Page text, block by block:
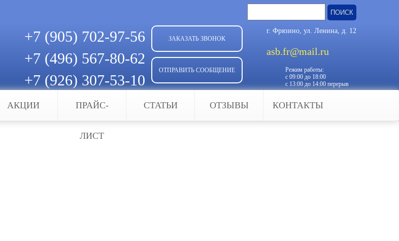
+7 (905) 702-97-56
+7 (496) 567-80-62
+7 (926) 307-53-10
Скачать квитанцию для оплаты
ЗАКАЗАТЬ ЗВОНОК
ОТПРАВИТЬ СООБЩЕНИЕ
г. Фрязино, ул. Ленина, д. 12
asb.fr@mail.ru
Режим работы:
с 09:00 до 18:00
с 13:00 до 14:00 перерыв
АКЦИИ ПРАЙС-
ЛИСТ
СТАТЬИ ОТЗЫВЫ КОНТАКТЫ